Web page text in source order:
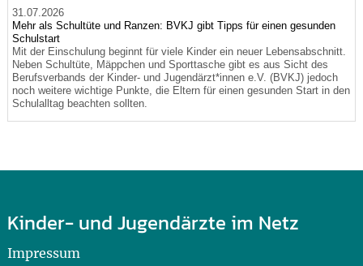
31.07.2026
Mehr als Schultüte und Ranzen: BVKJ gibt Tipps für einen gesunden
Schulstart
Mit der Einschulung beginnt für viele Kinder ein neuer Lebensabschnitt.
Neben Schultüte, Mäppchen und Sporttasche gibt es aus Sicht des
Berufsverbands der Kinder- und Jugendärzt*innen e.V. (BVKJ) jedoch
noch weitere wichtige Punkte, die Eltern für einen gesunden Start in den
Schulalltag beachten sollten.
Kinder- und Jugendärzte im Netz
Impressum